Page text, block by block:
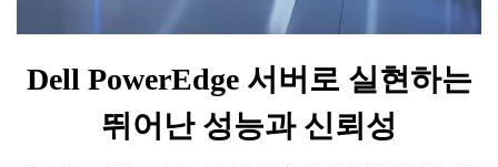
Dell PowerEdge 서버로 실현하는
뛰어난 성능과 신뢰성